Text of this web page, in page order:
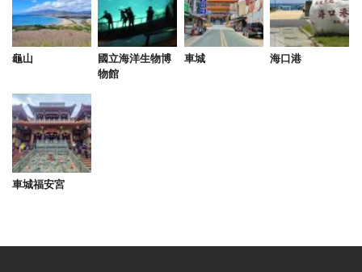
2025-02-25 22:47:34
車城唯一背包客棧，房間算是唯一感覺乾淨舒適的地
方，廁所淋浴雖然有打掃，但看到主人家的假牙泡在
杯子內、毛巾亂批，感受不太好。害怕菸味的旅客建
議避開，公共區域經常有菸味。 機車出租不是滿租滿
還也挺特別的，拿到一台快要沒油的車... 客棧斜對面
的鹹鴨蛋值得買。
離福安宮很近 距離泡溫泉的四重溪也很近 房間乾淨
龜山
國立海洋生物博
物館
車城 海口港
車城福安宮